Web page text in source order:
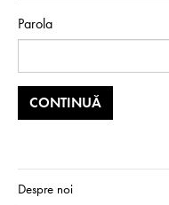
Parola
Despre noi